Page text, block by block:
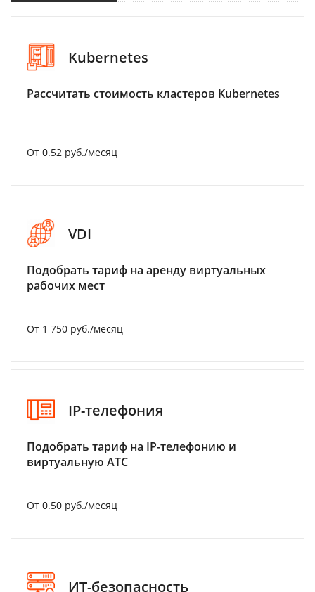
Kubernetes
Рассчитать стоимость кластеров Kubernetes
От 0.52 руб./месяц
VDI
Подобрать тариф на аренду виртуальных
рабочих мест
От 1 750 руб./месяц
IP-телефония
Подобрать тариф на IP-телефонию и
виртуальную АТС
От 0.50 руб./месяц
ИТ-безопасность